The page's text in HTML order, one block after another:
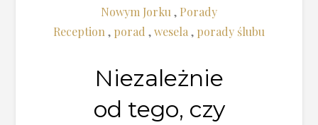
Nowym Jorku , Porady
Reception , porad ,wesela , porady ślubu
Niezależnie
od tego, czy